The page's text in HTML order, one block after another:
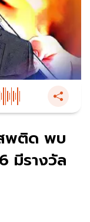
สพติด พบ
มีรางวัล